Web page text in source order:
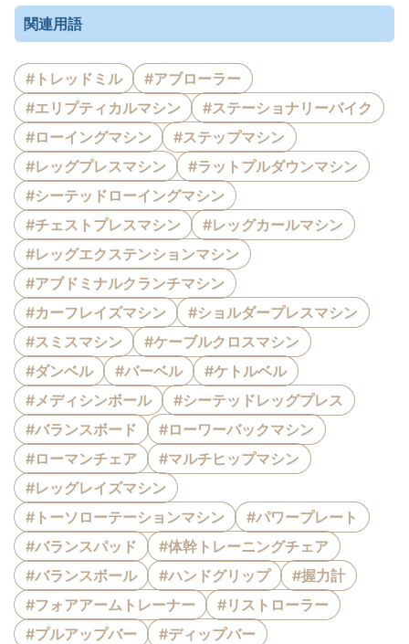
関連用語
#トレッドミル
#アブローラー
#エリプティカルマシン
#ステーショナリーバイク
#ローイングマシン
#ステップマシン
#レッグプレスマシン
#ラットプルダウンマシン
#シーテッドローイングマシン
#チェストプレスマシン
#レッグカールマシン
#レッグエクステンションマシン
#アブドミナルクランチマシン
#カーフレイズマシン
#ショルダープレスマシン
#スミスマシン
#ケーブルクロスマシン
#ダンベル
#バーベル
#ケトルベル
#メディシンボール
#シーテッドレッグプレス
#バランスボード
#ローワーバックマシン
#ローマンチェア
#マルチヒップマシン
#レッグレイズマシン
#トーソローテーションマシン
#パワープレート
#バランスパッド
#体幹トレーニングチェア
#バランスボール
#ハンドグリップ
#握力計
#フォアアームトレーナー
#リストローラー
#プルアップバー
#ディップバー